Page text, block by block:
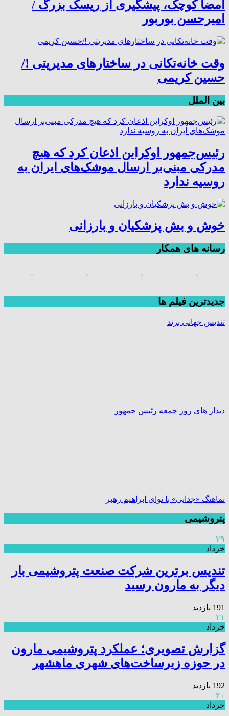
امضا کوچک، پیشگیری از ریسک بزرگ /
امیرحسن بوربور
وقت خانه‌تکانی در ساختارهای مدیریتی !/
حسین کریمی
بین الملل
رئیس‌جمهور اوکراین اذعان کرد که هیچ
مدرکی مبنی‌بر ارسال موشک‌های ایران به
روسیه ندارد
خوش و بش پزشکیان و بارزانی
رسانه های همکار
جديدترين فیلم ها
تندیس جهانی برند
دیدار های روز جمعه رئیس جمهور
نماهنگ «جدایی» با نوای ابراهیم رهبر
پتروشیمی
۲۹
خرداد
تندیس برترین شرکت صنعت پتروشیمی بار
دیگر به مارون رسید
191 بازدید
۲۱
خرداد
گزارش تصویری؛ عملکرد پتروشیمی مارون
در حوزه زیرساخت‌های شهری ماهشهر
192 بازدید
۲۰
خرداد